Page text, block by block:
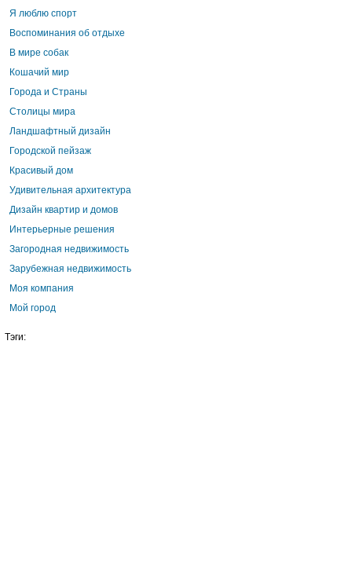
Я люблю спорт
Воспоминания об отдыхе
В мире собак
Кошачий мир
Города и Страны
Столицы мира
Ландшафтный дизайн
Городской пейзаж
Красивый дом
Удивительная архитектура
Дизайн квартир и домов
Интерьерные решения
Загородная недвижимость
Зарубежная недвижимость
Моя компания
Мой город
Тэги: